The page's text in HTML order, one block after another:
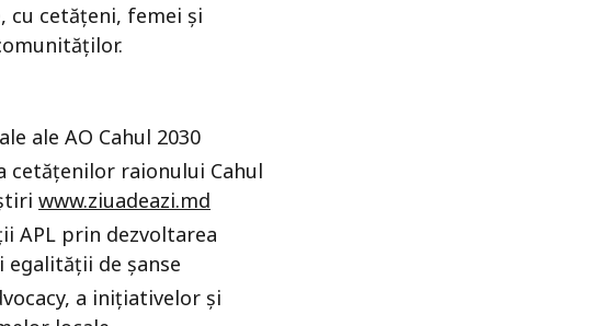
cu cetățeni, femei și
ale AO Cahul 2030
cetățenilor raionului Cahul
www.ziuadeazi.md
APL prin dezvoltarea
de șanse
a inițiativelor și